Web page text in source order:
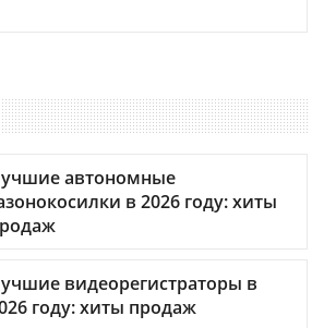
автономные
в 2026 году: хиты
видеорегистраторы в
году: хиты продаж